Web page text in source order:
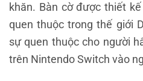
khăn. Bàn cờ được thiết
quen thuộc trong thế giới
sự quen thuộc cho người
trên Nintendo Switch vào